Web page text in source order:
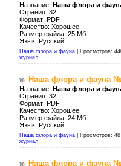
Название: Наша флора и
Страниц: 32
Формат: PDF
Качество: Хорошее
Размер файла: 25 Мб
Язык: Русский
Наша флора и фауна
Просмотров:
журнал
Наша флора и фауна
Название: Наша флора и
Страниц: 32
Формат: PDF
Качество: Хорошее
Размер файла: 24 Мб
Язык: Русский
Наша флора и фауна
Просмотров:
журнал
Наша флора и фауна